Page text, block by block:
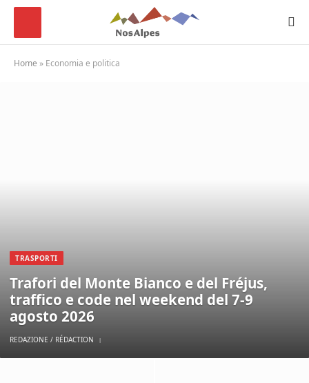
Home » Economia e politica
TRASPORTI
Trafori del Monte Bianco e del Fréjus,
traffico e code nel weekend del 7-9
agosto 2026
REDAZIONE / RÉDACTION